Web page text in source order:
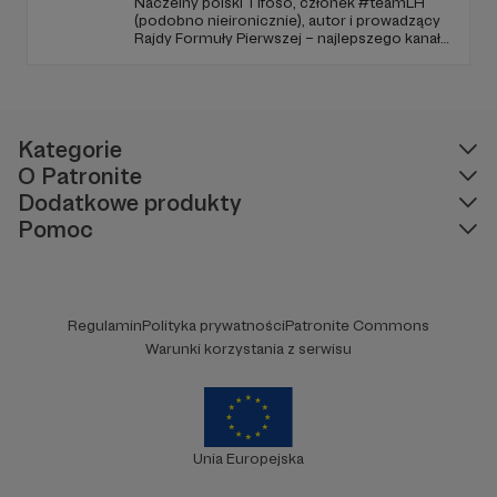
(podobno nieironicznie), autor i prowadzący
Rajdy Formuły Pierwszej – najlepszego kanału
Kategorie
O Patronite
Dodatkowe produkty
Pomoc
RegulaminPolityka prywatnościPatronite Commons
Warunki korzystania z serwisu
Unia Europejska